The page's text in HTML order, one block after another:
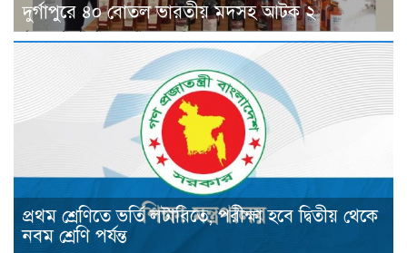
দুর্গাপুরে ৪০ বোতল ভারতীয় মদসহ আটক ২
প্রথম শ্রেণিতে ভর্তি লটারিতে, পরীক্ষা হবে দ্বিতীয় থেকে
নবম শ্রেণি পর্যন্ত